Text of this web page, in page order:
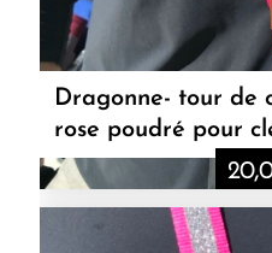
Dragonne- tour de
rose poudré pour